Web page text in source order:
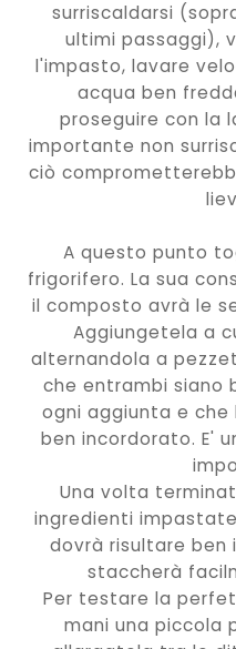
surriscaldarsi
ultimi passaggi),
l'impasto, lavare
acqua ben
proseguire con la
importante non
ciò
A questo punto
frigorifero. La sua
il composto avrà le
Aggiungetela a
alternandola a
che entrambi siano
ogni aggiunta e
ben incordorato. E'
Una volta
ingredienti
dovrà risultare ben
staccherà
Per testare la
mani una piccola